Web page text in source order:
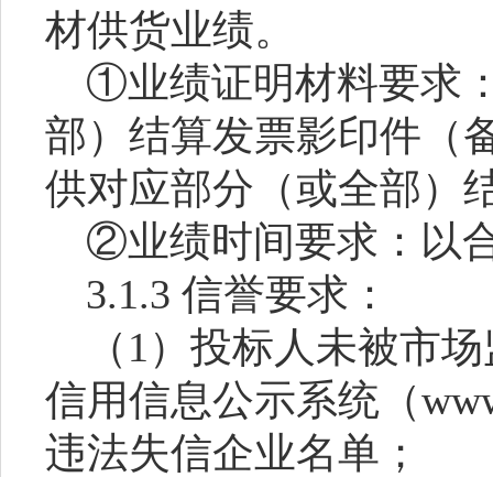
材供货业绩。
①业绩证明材料要求
部）结算发票影印件（
供对应部分（或全部）
②业绩时间要求：以
3.1.3 信誉要求：
（ 1）投标人未被市
信用信息公示系统（
违法失信企业名单；